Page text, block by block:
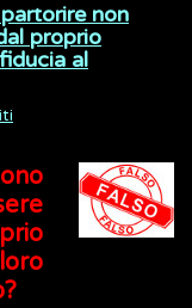
non
proprio
al